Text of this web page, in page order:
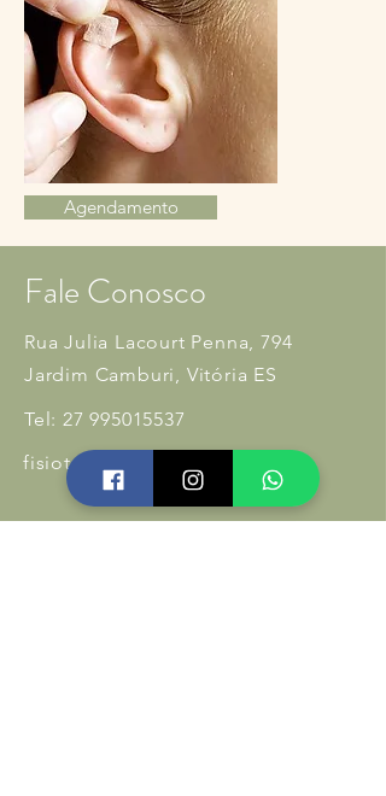
Agendamento
Fale Conosco
Rua Julia Lacourt Penna, 794
Jardim Camburi, Vitória ES
Tel: 27 995015537
fisioterapiaplenus@gmail.com